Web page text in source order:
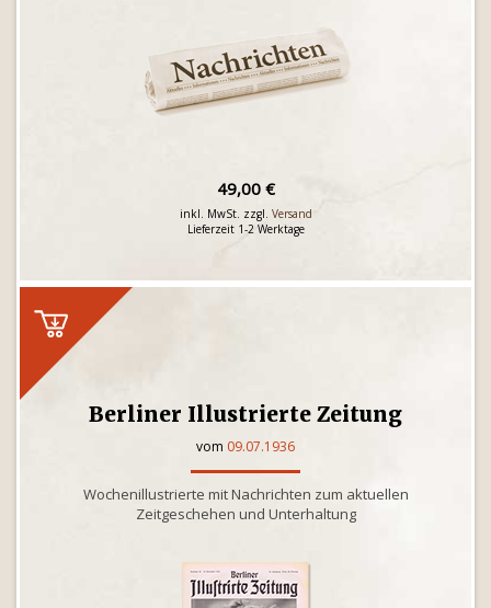
49,00 €
inkl. MwSt. zzgl. Versand
Lieferzeit 1-2 Werktage
Berliner Illustrierte Zeitung
vom 09.07.1936
Wochenillustrierte mit Nachrichten zum aktuellen
Zeitgeschehen und Unterhaltung